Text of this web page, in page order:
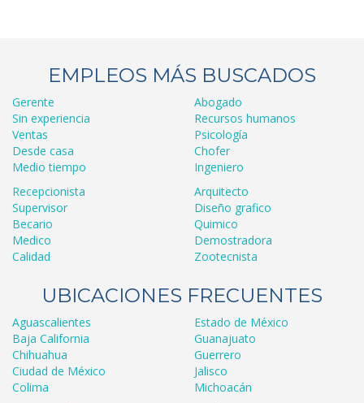
EMPLEOS MÁS BUSCADOS
Gerente
Sin experiencia
Ventas
Desde casa
Medio tiempo
Abogado
Recursos humanos
Psicología
Chofer
Ingeniero
Recepcionista
Supervisor
Becario
Medico
Calidad
Arquitecto
Diseño grafico
Quimico
Demostradora
Zootecnista
UBICACIONES FRECUENTES
Aguascalientes
Baja California
Chihuahua
Ciudad de México
Colima
Estado de México
Guanajuato
Guerrero
Jalisco
Michoacán